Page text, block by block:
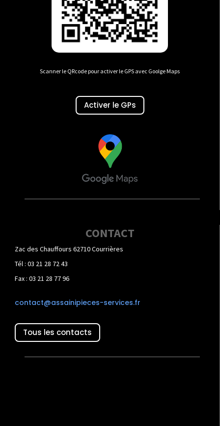
Scanner le QRcode pour activer le GPS avec Goolge Maps
Activer le GPs
CONTACT
Zac des Chauffours 62710 Courrières
Tél : 03 21 28 72 43
Fax : 03 21 28 77 96
contact@assainipieces-services.fr
Tous les contacts